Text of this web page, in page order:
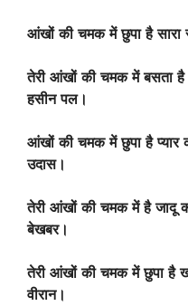
आंखों की चमक में छुपा है सारा
तेरी आंखों की चमक में बसता है
हसीन पल।
आंखों की चमक में छुपा है प्यार
उदास।
तेरी आंखों की चमक में है जादू
बेखबर।
तेरी आंखों की चमक में छुपा है
वीरान।